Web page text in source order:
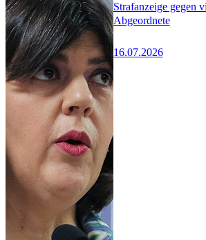
Strafanzeige gegen
Abgeordnete
16.07.2026